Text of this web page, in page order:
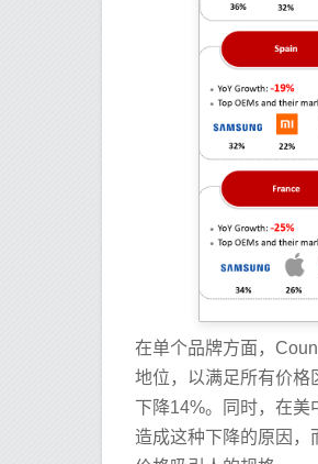
在单个品牌方面，
地位，以满足所有价格
下降14%。同时，在
造成这种下降的原因，